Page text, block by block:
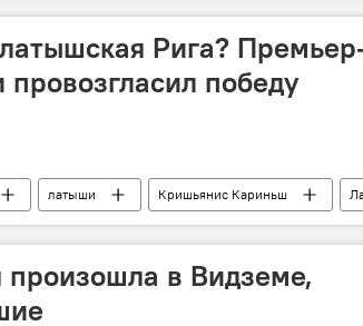
Рига?
победу
латыши Кришьянис Кариньш
произошла в Видземе,